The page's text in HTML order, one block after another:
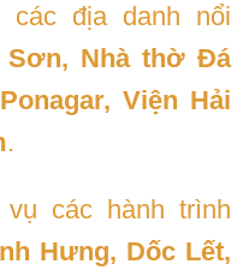
các địa danh nổi
Sơn, Nhà thờ Đá
Viện Hải
.
vụ các hành trình
Hưng, Dốc Lết,